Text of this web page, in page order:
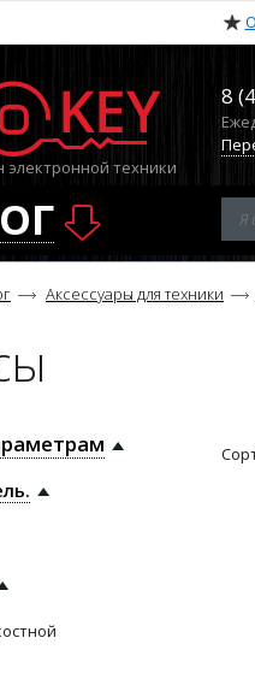
электронной техники
8
Аксессуары для техники